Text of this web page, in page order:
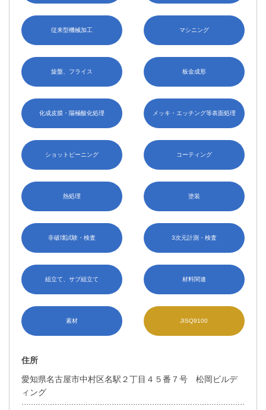
従来型機械加工 マシニング
旋盤、フライス 板金成形
化成皮膜・陽極酸化処理 メッキ・エッチング等表面処理
ショットピーニング コーティング
熱処理 塗装
非破壊試験・検査 3次元計測・検査
組立て、サブ組立て 材料関連
素材 JISQ9100
住所
愛知県名古屋市中村区名駅２丁目４５番７号 松岡ビルデ
ィング